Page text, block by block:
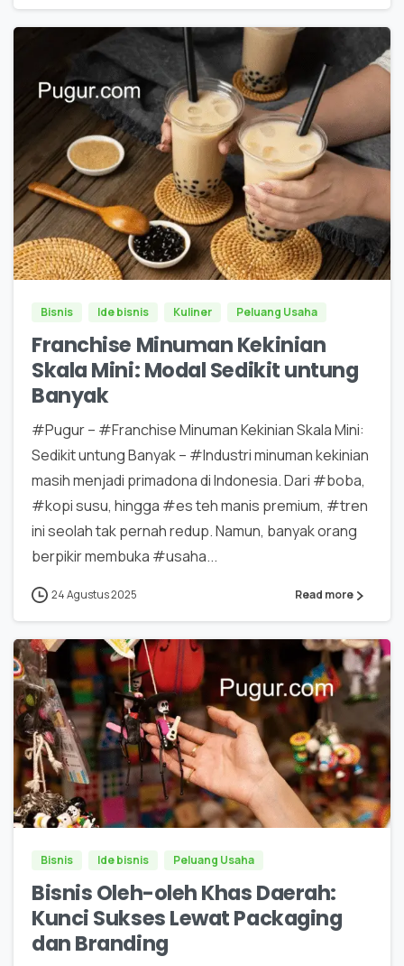
0 0
Bisnis Ide bisnis Kuliner Peluang Usaha
Franchise Minuman Kekinian
Skala Mini: Modal Sedikit untung
Banyak
#Pugur – #Franchise Minuman Kekinian Skala Mini:
Sedikit untung Banyak – #Industri minuman kekinian
masih menjadi primadona di Indonesia. Dari #boba,
#kopi susu, hingga #es teh manis premium, #tren
ini seolah tak pernah redup. Namun, banyak orang
berpikir membuka #usaha...
24 Agustus 2025 Read more
0
Bisnis Ide bisnis Peluang Usaha
Bisnis Oleh-oleh Khas Daerah:
Kunci Sukses Lewat Packaging
dan Branding